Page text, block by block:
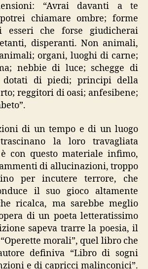
“Avrai davanti a te
chiamare ombre; forme
esseri che forse giudicherai
disperanti. Non animali,
organi, luoghi di carne;
nebbie di luce; schegge di
dotati di piedi; principi della
reggitori di oasi; anfesibene;
di un tempo e di un luogo
la loro travagliata
con questo materiale infimo,
di allucinazioni, troppo
per incutere terrore, che
il suo gioco altamente
ricalca, ma sarebbe meglio
di un poeta letteratissimo
sapeva trarre la poesia, il
morali”, quel libro che
definiva “Libro di sogni
e di capricci malinconici”.